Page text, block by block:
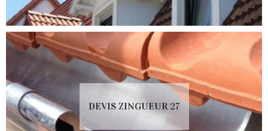
DEVIS ZINGUEUR 27